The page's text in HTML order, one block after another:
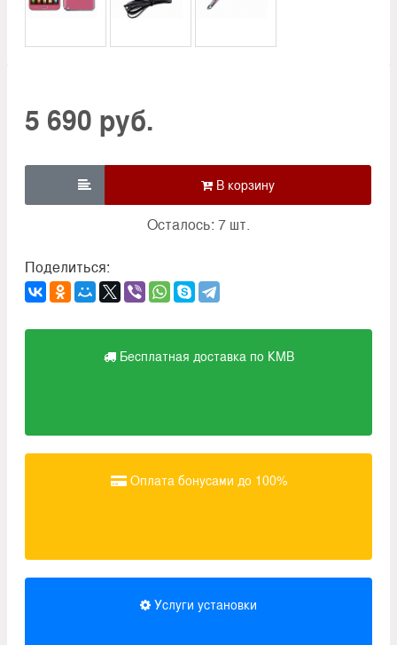
5 690 руб.

Осталось: 7 шт.
Поделиться:
Бесплатная доставка по КМВ
Оплата бонусами до 100%
Услуги установки